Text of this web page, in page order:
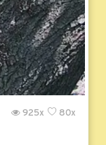
80x
925x